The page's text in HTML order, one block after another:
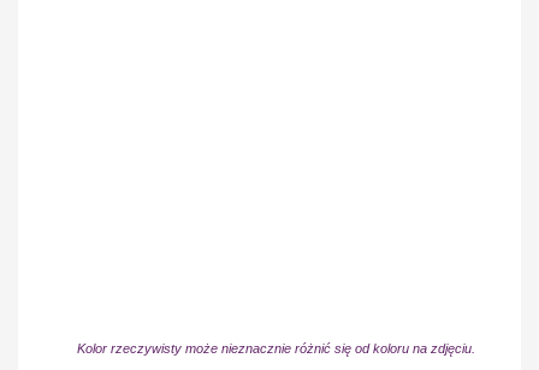
Kolor rzeczywisty może nieznacznie różnić się od koloru na zdjęciu.